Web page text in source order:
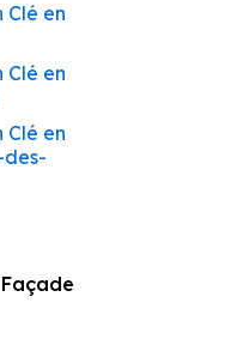
Clé en
Clé en
Clé en
des-
Clé en